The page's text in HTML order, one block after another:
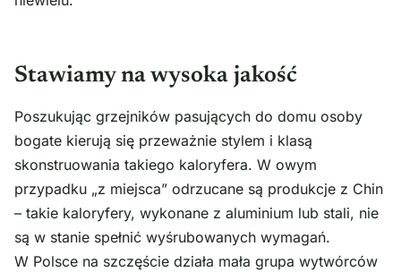
Stawiamy na wysoka jakość
Poszukując grzejników pasujących do domu osoby
bogate kierują się przeważnie stylem i klasą
skonstruowania takiego kaloryfera. W owym
przypadku „z miejsca” odrzucane są produkcje z Chin
– takie kaloryfery, wykonane z aluminium lub stali, nie
są w stanie spełnić wyśrubowanych wymagań.
W Polsce na szczęście działa mała grupa wytwórców